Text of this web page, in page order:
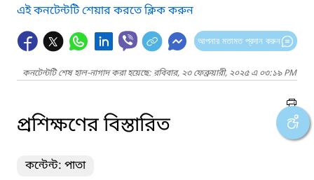
এই কনটেন্টটি শেয়ার করতে ক্লিক করুন
আপনার মতামত প্রদান করুন
কনটেন্টটি শেষ হাল-নাগাদ করা হয়েছে: রবিবার, ২৩ ফেব্রুয়ারী, ২০২৫ এ ০৩:১৯ PM
প্রশিক্ষণের বিস্তারিত
কন্টেন্ট: পাতা